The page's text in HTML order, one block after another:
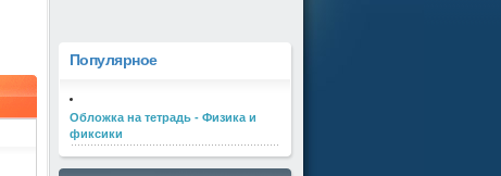
Популярное
Обложка на тетрадь - Физика и
фиксики